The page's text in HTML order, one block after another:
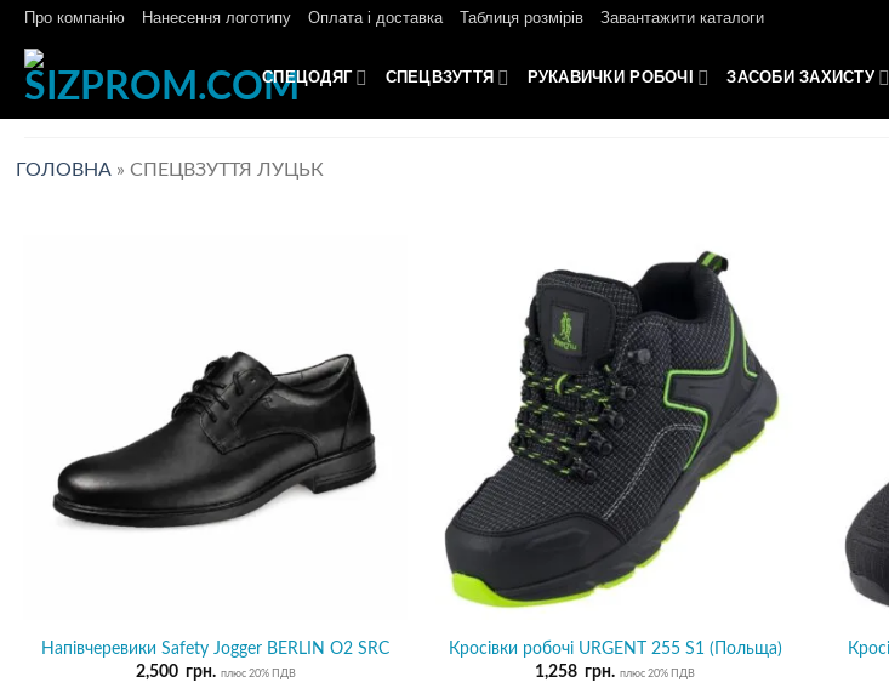
Skip
content
Про компанію Нанесення логотипу Оплата і доставка Таблиця розмірів Завантажити каталоги
СПЕЦОДЯГ СПЕЦВЗУТТЯ РУКАВИЧКИ РОБОЧІ ЗАСОБИ ЗАХИСТУ
ГОЛОВНА» СПЕЦВЗУТТЯ ЛУЦЬК
Напівчеревики Safety Jogger BERLIN O2 SRC
2,500 грн. плюс 20% ПДВ
Кросівки робочі URGENT 255 S1 (Польща)
1,258 грн. плюс 20% ПДВ